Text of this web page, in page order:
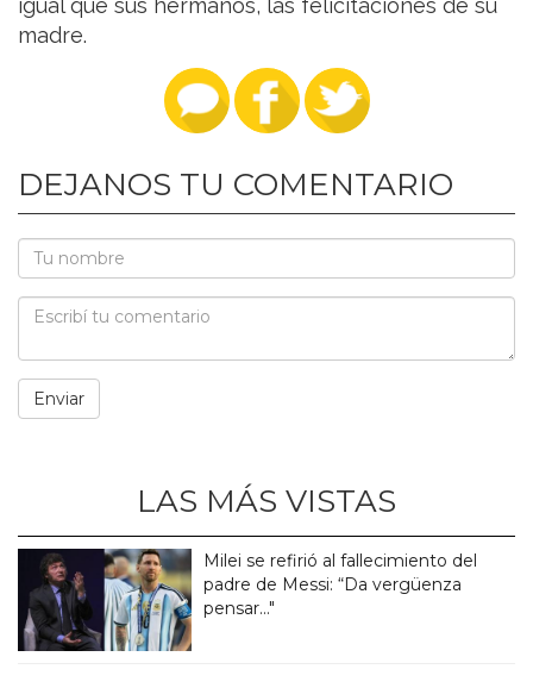
madre.
DEJANOS TU COMENTARIO
LAS MÁS VISTAS
Milei se refirió al fallecimiento del
padre de Messi: “Da vergüenza
pensar..."